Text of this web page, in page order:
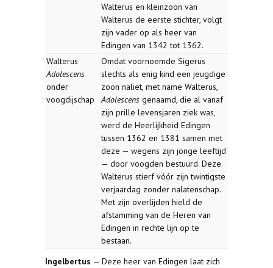
Walterus en kleinzoon van
Walterus de eerste stichter, volgt
zijn vader op als heer van
Edingen van 1342 tot 1362.
Walterus
Adolescens
onder
voogdijschap
Omdat voornoemde Sigerus
slechts als enig kind een jeugdige
zoon naliet, met name Walterus,
Adolescens genaamd, die al vanaf
zijn prille levensjaren ziek was,
werd de Heerlijkheid Edingen
tussen 1362 en 1381 samen met
deze — wegens zijn jonge leeftijd
— door voogden bestuurd. Deze
Walterus stierf vóór zijn twintigste
verjaardag zonder nalatenschap.
Met zijn overlijden hield de
afstamming van de Heren van
Edingen in rechte lijn op te
bestaan.
Ingelbertus — Deze heer van Edingen laat zich